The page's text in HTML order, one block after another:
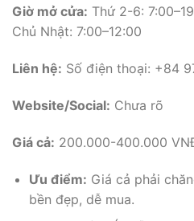
Giờ mở cửa: Thứ 2-6:
Chủ Nhật: 7:00–12:00
Liên hệ: Số điện thoại: +84
Website/Social: Chưa rõ
Giá cả: 200.000-400.000
Ưu điểm: Giá cả phải
bền đẹp, dễ mua.